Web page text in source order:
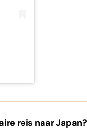
reis naar Japan?